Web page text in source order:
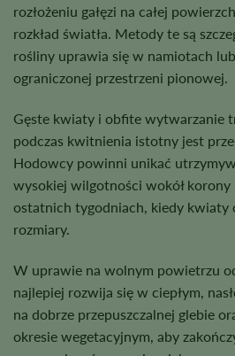
rozłożeniu gałęzi na całej
rozkład światła. Metody te są
rośliny uprawia się w namiotach
ograniczonej przestrzeni pionowej.
Gęste kwiaty i obfite wytwarzanie
podczas kwitnienia istotny jest
Hodowcy powinni unikać
wysokiej wilgotności wokół korony
ostatnich tygodniach, kiedy kwiaty
rozmiary.
W uprawie na wolnym powietrzu
najlepiej rozwija się w ciepłym,
na dobrze przepuszczalnej glebie
okresie wegetacyjnym, aby